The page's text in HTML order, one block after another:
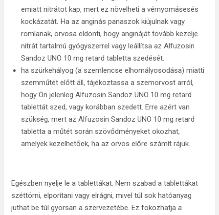
emiatt nitrátot kap, mert ez növelheti a vérnyomásesés
kockázatát. Ha az anginás panaszok kiújulnak vagy
romlanak, orvosa eldönti, hogy angináját tovább kezelje
nitrát tartalmú gyógyszerrel vagy leállítsa az Alfuzosin
Sandoz UNO 10 mg retard tabletta szedését.
ha szürkehályog (a szemlencse elhomályosodása) miatti
szemműtét előtt áll, tájékoztassa a szemorvost arról,
hogy Ön jelenleg Alfuzosin Sandoz UNO 10 mg retard
tablettát szed, vagy korábban szedett. Erre azért van
szükség, mert az Alfuzosin Sandoz UNO 10 mg retard
tabletta a műtét során szövődményeket okozhat,
amelyek kezelhetőek, ha az orvos előre számít rájuk.
Egészben nyelje le a tablettákat. Nem szabad a tablettákat
széttörni, elporítani vagy elrágni, mivel túl sok hatóanyag
juthat be túl gyorsan a szervezetébe. Ez fokozhatja a